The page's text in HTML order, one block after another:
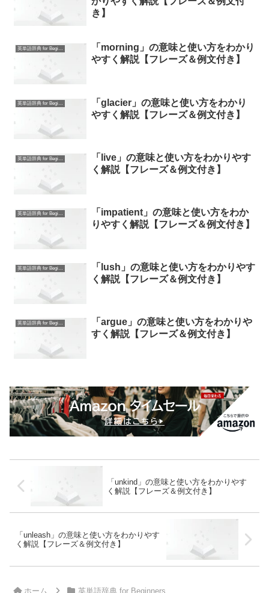
き】
英単語辞典 for Beginners
「morning」の意味と使い方をわかり
やすく解説【フレーズ＆例文付き】
英単語辞典 for Beginners
「glacier」の意味と使い方をわかり
やすく解説【フレーズ＆例文付き】
英単語辞典 for Beginners
「live」の意味と使い方をわかりやす
く解説【フレーズ＆例文付き】
英単語辞典 for Beginners
「impatient」の意味と使い方をわか
りやすく解説【フレーズ＆例文付き】
英単語辞典 for Beginners
「lush」の意味と使い方をわかりやす
く解説【フレーズ＆例文付き】
英単語辞典 for Beginners
「argue」の意味と使い方をわかりや
すく解説【フレーズ＆例文付き】
「unkind」の意味と使い方をわかりやす
く解説【フレーズ＆例文付き】
「unleash」の意味と使い方をわかりやす
く解説【フレーズ＆例文付き】
ホーム 英単語辞典 for Beginners